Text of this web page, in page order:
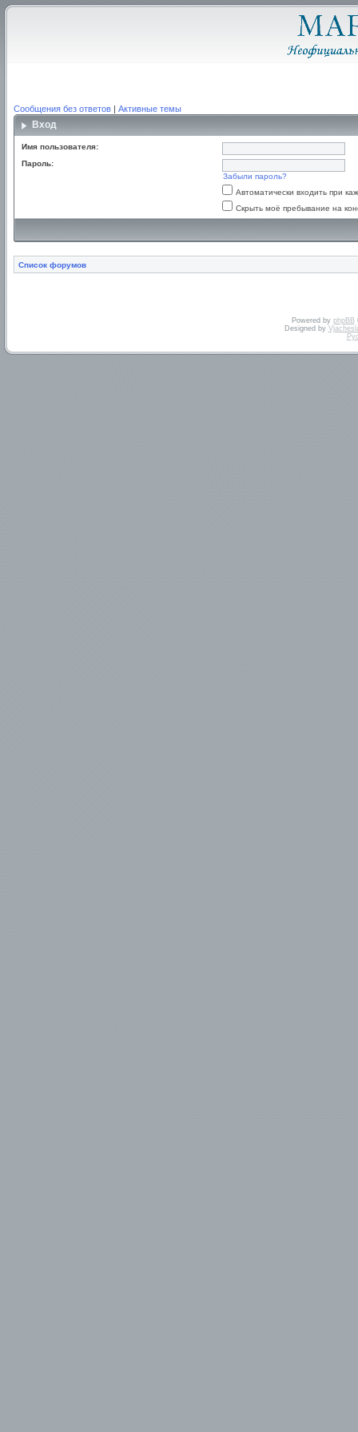
Сообщения без ответов | Активные темы
Вход
Имя пользователя:
Пароль:
Забыли пароль?
Автоматически входить при
Скрыть моё пребывание на
Список форумов
Powered by phpBB
Designed by